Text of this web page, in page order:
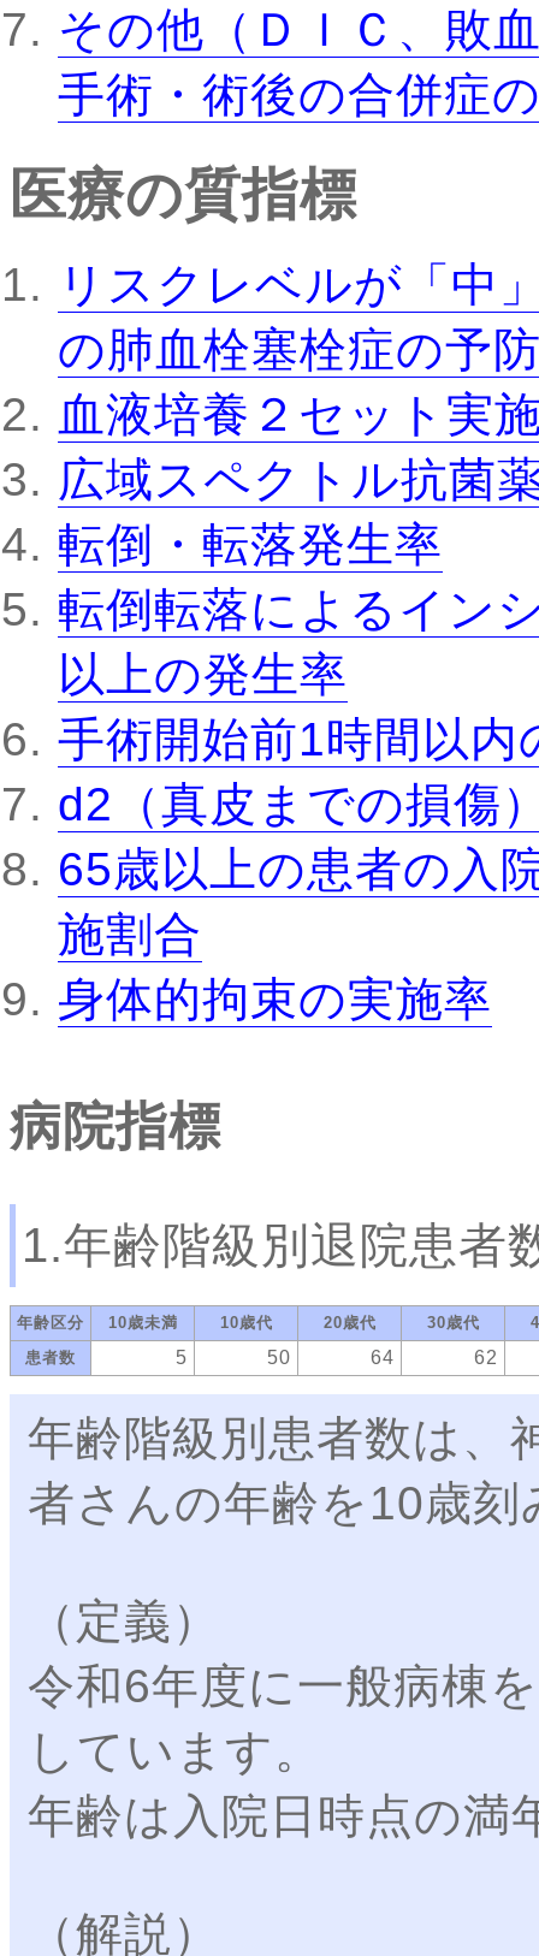
その他（ＤＩＣ、敗
手術・術後の合併症
医療の質指標
リスクレベルが「中
の肺血栓塞栓症の予
血液培養２セット実
広域スペクトル抗菌
転倒・転落発生率
転倒転落によるイン
以上の発生率
手術開始前1時間以
d2（真皮までの損傷
65歳以上の患者の入
施割合
身体的拘束の実施率
病院指標
1.年齢階級別退院患者
年齢区分 10歳未満 10歳代 20歳代 30歳代
患者数
5 50 64 62
年齢階級別患者数は、
者さんの年齢を10歳
（定義）
令和6年度に一般病棟
しています。
年齢は入院日時点の満
（解説）